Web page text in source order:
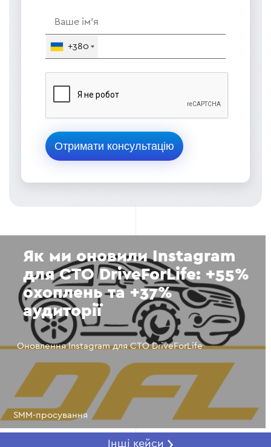
+380
Як ми оновили Instagram
для СТО DriveForLife: +55%
охоплень та +37%
аудиторії
Оновлення Instagram для СТО DriveForLife
SMM-просування
Інші кейси